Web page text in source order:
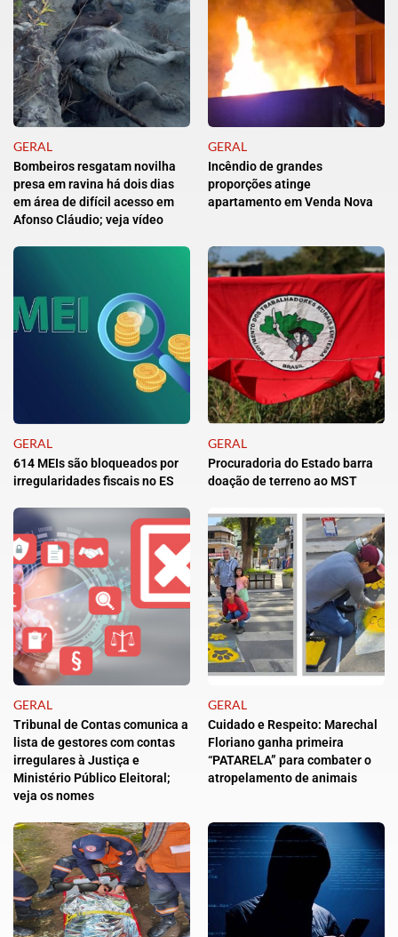
GERAL
Bombeiros resgatam novilha
presa em ravina há dois dias
em área de difícil acesso em
Afonso Cláudio; veja vídeo
GERAL
Incêndio de grandes
proporções atinge
apartamento em Venda Nova
GERAL
614 MEIs são bloqueados por
irregularidades fiscais no ES
GERAL
Procuradoria do Estado barra
doação de terreno ao MST
GERAL
Tribunal de Contas comunica a
lista de gestores com contas
irregulares à Justiça e
Ministério Público Eleitoral;
veja os nomes
GERAL
Cuidado e Respeito: Marechal
Floriano ganha primeira
“PATARELA” para combater o
atropelamento de animais